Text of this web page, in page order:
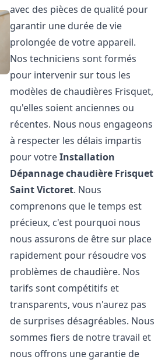
avec des pièces de qualité pour
garantir une durée de vie
prolongée de votre appareil.
Nos techniciens sont formés
pour intervenir sur tous les
modèles de chaudières Frisquet,
qu'elles soient anciennes ou
récentes. Nous nous engageons
à respecter les délais impartis
pour votreInstallation
Dépannage chaudière Frisquet
Saint Victoret. Nous
comprenons que le temps est
précieux, c'est pourquoi nous
nous assurons de être sur place
rapidement pour résoudre vos
problèmes de chaudière. Nos
tarifs sont compétitifs et
transparents, vous n'aurez pas
de surprises désagréables. Nous
sommes fiers de notre travail et
nous offrons une garantie de